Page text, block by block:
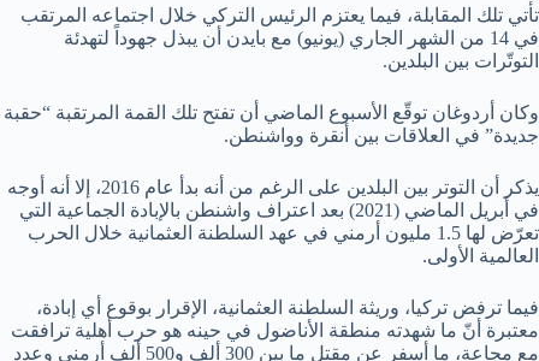
تأتي تلك المقابلة، فيما يعتزم الرئيس التركي خلال اجتماعه المرتقب
في 14 من الشهر الجاري (يونيو) مع بايدن أن يبذل جهوداً لتهدئة
التوتّرات بين البلدين.
وكان أردوغان توقّع الأسبوع الماضي أن تفتح تلك القمة المرتقبة “حقبة
جديدة” في العلاقات بين أنقرة وواشنطن.
يذكر أن التوتر بين البلدين على الرغم من أنه بدأ عام 2016، إلا أنه أوجه
في أبريل الماضي (2021) بعد اعتراف واشنطن بالإبادة الجماعية التي
تعرّض لها 1.5 مليون أرمني في عهد السلطنة العثمانية خلال الحرب
العالمية الأولى.
فيما ترفض تركيا، وريثة السلطنة العثمانية، الإقرار بوقوع أي إبادة،
معتبرة أنّ ما شهدته منطقة الأناضول في حينه هو حرب أهلية ترافقت
مع مجاعة، ما أسفر عن مقتل ما بين 300 ألف و500 ألف أرمني وعدد